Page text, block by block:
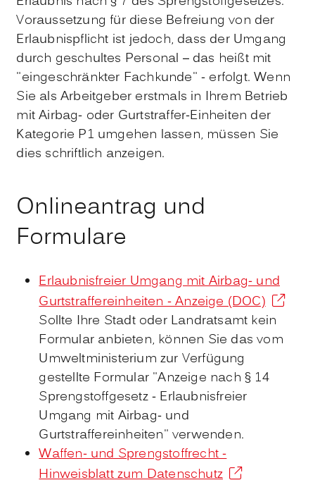
Voraussetzung für diese Befreiung von der
Erlaubnispflicht ist jedoch, dass der Umgang
durch geschultes Personal – das heißt mit
"eingeschränkter Fachkunde" - erfolgt. Wenn
Sie als Arbeitgeber erstmals in Ihrem Betrieb
mit Airbag- oder Gurtstraffer-Einheiten der
Kategorie P1 umgehen lassen, müssen Sie
dies schriftlich anzeigen.
Onlineantrag und
Formulare
Erlaubnisfreier Umgang mit Airbag- und
Gurtstraffereinheiten - Anzeige (DOC)
Sollte Ihre Stadt oder Landratsamt kein
Formular anbieten, können Sie das vom
Umweltministerium zur Verfügung
gestellte Formular "Anzeige nach § 14
Sprengstoffgesetz - Erlaubnisfreier
Umgang mit Airbag- und
Gurtstraffereinheiten" verwenden.
Waffen- und Sprengstoffrecht -
Hinweisblatt zum Datenschutz